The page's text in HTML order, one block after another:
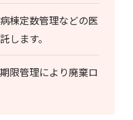
棟定数管理などの医
します。
限管理により廃棄ロ